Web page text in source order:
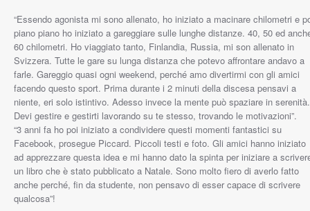
“Essendo agonista mi sono allenato, ho iniziato a macinare chilometri e
piano piano ho iniziato a gareggiare sulle lunghe distanze. 40, 50 ed
60 chilometri. Ho viaggiato tanto, Finlandia, Russia, mi son allenato in
Svizzera. Tutte le gare su lunga distanza che potevo affrontare andavo a
farle. Gareggio quasi ogni weekend, perché amo divertirmi con gli amici
facendo questo sport. Prima durante i 2 minuti della discesa pensavi a
niente, eri solo istintivo. Adesso invece la mente può spaziare in serenità.
Devi gestire e gestirti lavorando su te stesso, trovando le motivazioni”.
“3 anni fa ho poi iniziato a condividere questi momenti fantastici su
Facebook, prosegue Piccard. Piccoli testi e foto. Gli amici hanno iniziato
ad apprezzare questa idea e mi hanno dato la spinta per iniziare a
un libro che è stato pubblicato a Natale. Sono molto fiero di averlo fatto
anche perché, fin da studente, non pensavo di esser capace di scrivere
qualcosa”!